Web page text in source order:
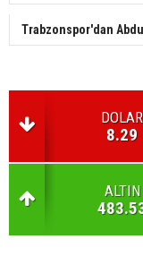
Trabzonspor'dan
DOLAR
8.29
ALTIN